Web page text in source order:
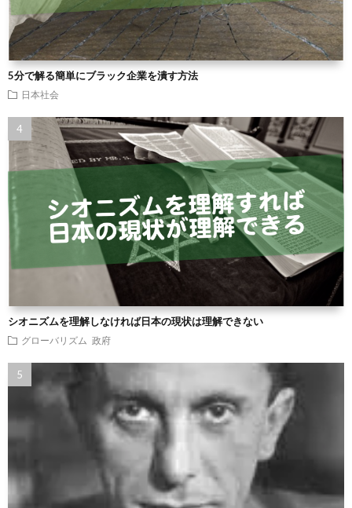
5分で解る簡単にブラック企業を潰す方法
日本社会
シオニズムを理解しなければ日本の現状は理解できない
グローバリズム 政府